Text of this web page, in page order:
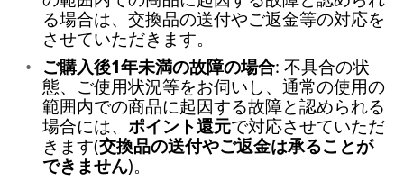
る場合は、交換品の送付やご返金等の対応を
させていただきます。
ご購入後1年未満の故障の場合: 不具合の状
態、ご使用状況等をお伺いし、通常の使用の
範囲内での商品に起因する故障と認められる
場合には、 ポイント還元で対応させていただ
きます(交換品の送付やご返金は承ることが
できません)。